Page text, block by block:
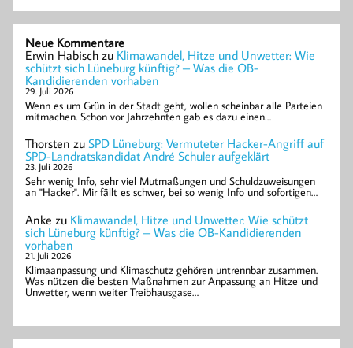
Neue Kommentare
Erwin Habisch zu Klimawandel, Hitze und Unwetter: Wie
schützt sich Lüneburg künftig? – Was die OB-
Kandidierenden vorhaben
29. Juli 2026
Wenn es um Grün in der Stadt geht, wollen scheinbar alle Parteien
mitmachen. Schon vor Jahrzehnten gab es dazu einen…
Thorsten zu SPD Lüneburg: Vermuteter Hacker-Angriff auf
SPD-Landratskandidat André Schuler aufgeklärt
23. Juli 2026
Sehr wenig Info, sehr viel Mutmaßungen und Schuldzuweisungen
an "Hacker". Mir fällt es schwer, bei so wenig Info und sofortigen…
Anke zu Klimawandel, Hitze und Unwetter: Wie schützt
sich Lüneburg künftig? – Was die OB-Kandidierenden
vorhaben
21. Juli 2026
Klimaanpassung und Klimaschutz gehören untrennbar zusammen.
Was nützen die besten Maßnahmen zur Anpassung an Hitze und
Unwetter, wenn weiter Treibhausgase…